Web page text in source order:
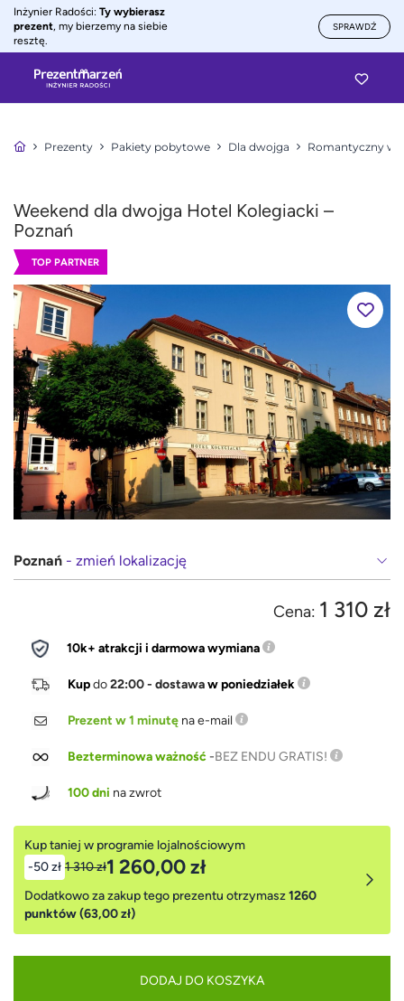
Inżynier Radości: Ty wybierasz
prezent, my bierzemy na siebie
resztę.
SPRAWDŹ
Prezenty Pakiety pobytowe Dla dwojga Romantyczny
Weekend dla dwojga Hotel Kolegiacki –
Poznań
TOP PARTNER
Poznań - zmień lokalizację
Cena: 1 310 zł
10k+ atrakcji i darmowa wymiana
Kupdo22:00 - dostawaw poniedziałek
Prezent w 1 minutę na e-mail
Bezterminowa ważność-BEZ ENDU GRATIS!
100 dni na zwrot
Kup taniej w programie lojalnościowym
-50 zł 1 310 zł1 260,00 zł
Dodatkowo za zakup tego prezentu otrzymasz1260
punktów (63,00 zł)
DODAJ DO KOSZYKA